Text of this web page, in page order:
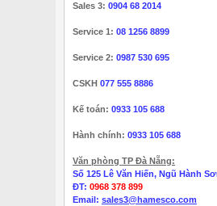
Sales 3: 0904 68 2014
Service 1: 08 1256 8899
Service 2: 0987 530 695
CSKH 077 555 8886
Kế toán: 0933 105 688
Hành chính: 0933 105 688
Văn phòng TP Đà Nẵng:
Số 125 Lê Văn Hiến, Ngũ Hành
ĐT: 0968 378 899
Email: sales3@hamesco.com